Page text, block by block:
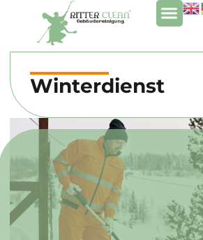
Winterdienst